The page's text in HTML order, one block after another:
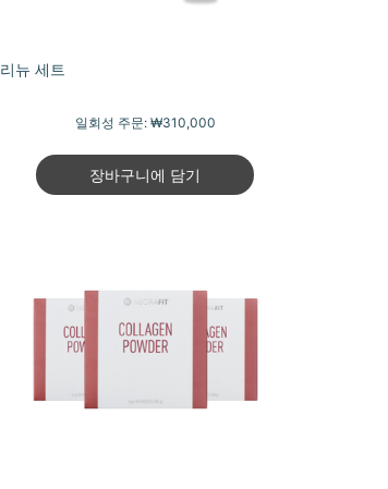
리뉴 세트
일회성 주문: ₩310,000
장바구니에 담기